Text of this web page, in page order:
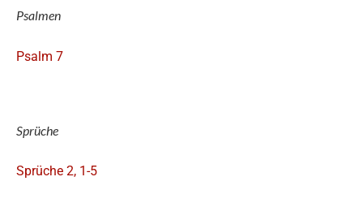
Psalmen
Psalm 7
Sprüche
Sprüche 2, 1-5